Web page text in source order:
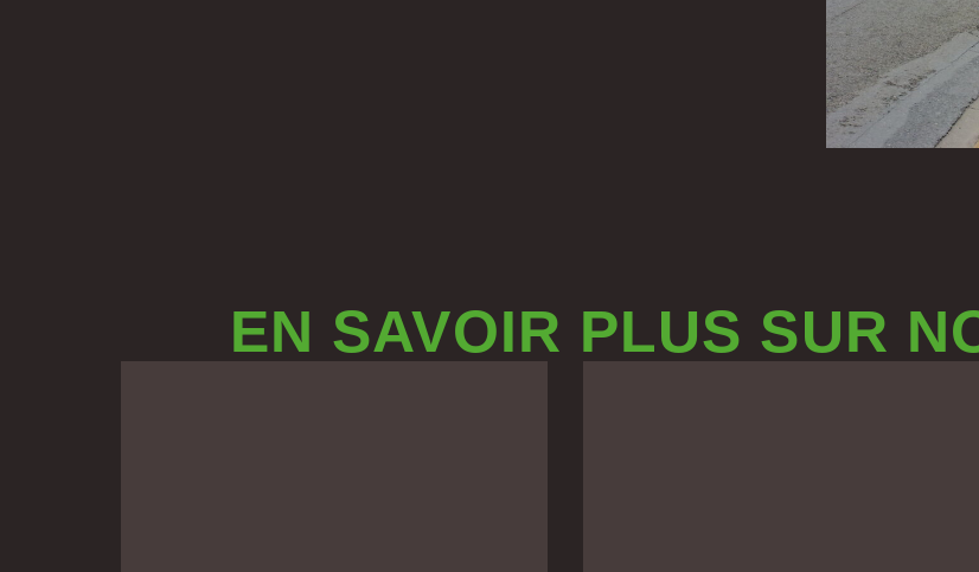
EN SAVOIR PLUS SUR